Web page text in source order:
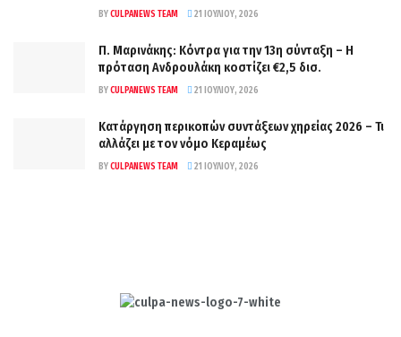
BYCULPANEWS TEAM 21 ΙΟΥΛΊΟΥ, 2026
Π. Μαρινάκης: Κόντρα για την 13η σύνταξη – Η
πρόταση Ανδρουλάκη κοστίζει €2,5 δισ.
BYCULPANEWS TEAM 21 ΙΟΥΛΊΟΥ, 2026
Κατάργηση περικοπών συντάξεων χηρείας 2026 – Τι
αλλάζει με τον νόμο Κεραμέως
BYCULPANEWS TEAM 21 ΙΟΥΛΊΟΥ, 2026